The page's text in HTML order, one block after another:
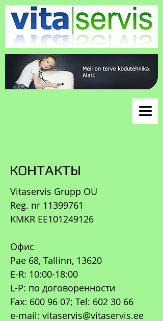
КОНТАКТЫ
Vitaservis Grupp OÜ
Reg. nr 11399761
KMKR EE101249126
Офис
Pae 68, Tallinn, 13620
E-R: 10:00-18:00
L-P: по договоренности
Fax: 600 96 07; Tel: 602 30 66
e-mail: vitaservis@vitaservis.ee